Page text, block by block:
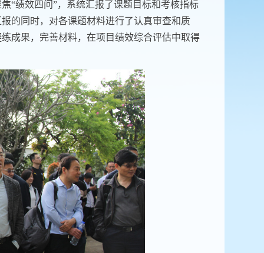
“绩效四问”，系统汇报了课题目标和考核指标
的同时，对各课题材料进行了认真审查和质
成果，完善材料，在项目绩效综合评估中取得